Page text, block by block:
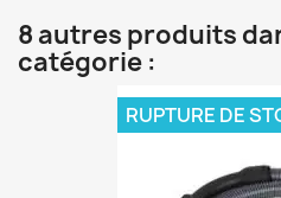
8 autres produits
catégorie :
RUPTURE DE